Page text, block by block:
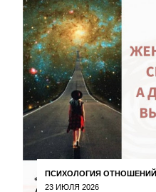
ПСИХОЛОГИЯ ОТНОШЕНИЙ
23 ИЮЛЯ 2026